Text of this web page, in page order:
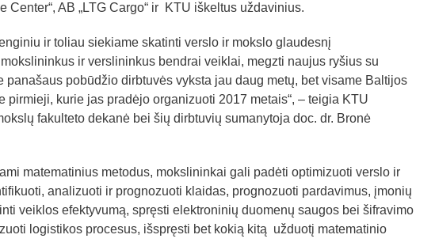
Center“, AB „LTG Cargo“ ir KTU iškeltus uždavinius.
ir toliau siekiame skatinti verslo ir mokslo glaudesnį
ir verslininkus bendrai veiklai, megzti naujus ryšius su
panašaus pobūdžio dirbtuvės vyksta jau daug metų, bet visame Baltijos
pirmieji, kurie jas pradėjo organizuoti 2017 metais“, – teigia KTU
fakulteto dekanė bei šių dirbtuvių sumanytoja doc. dr. Bronė
matematinius metodus, mokslininkai gali padėti optimizuoti verslo ir
analizuoti ir prognozuoti klaidas, prognozuoti pardavimus, įmonių
veiklos efektyvumą, spręsti elektroninių duomenų saugos bei šifravimo
logistikos procesus, išspręsti bet kokią kitą užduotį matematinio